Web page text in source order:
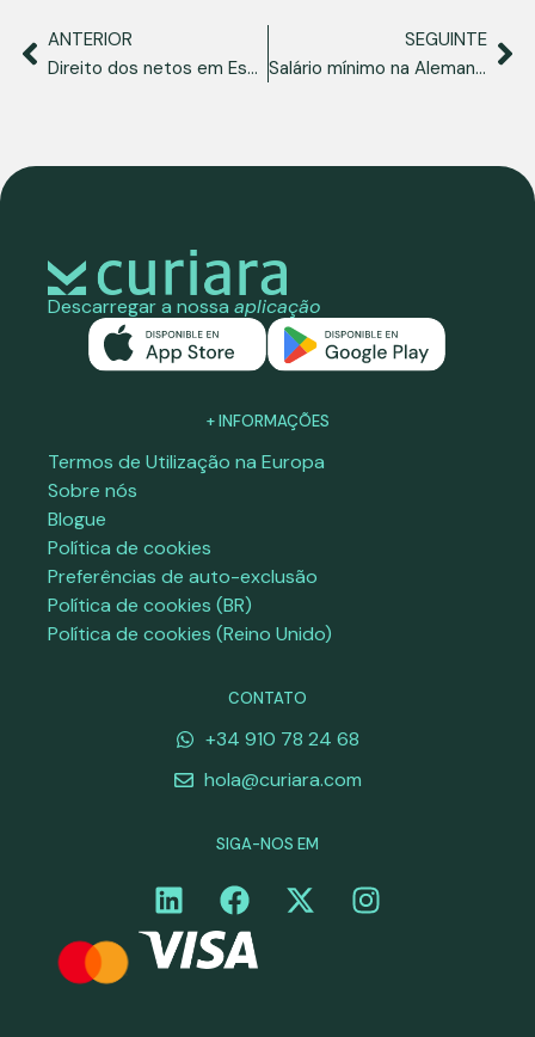
ANTERIOR
Direito dos netos em Espanha: um guia atualizado para a obtenção da nacionalidade
SEGUINTE
Salário mínimo na Alemanha: números actualizados e o que é preciso saber
Descarregar a nossa aplicação
+ INFORMAÇÕES
Termos de Utilização na Europa
Sobre nós
Blogue
Política de cookies
Preferências de auto-exclusão
Política de cookies (BR)
Política de cookies (Reino Unido)
CONTATO
+34 910 78 24 68
hola@curiara.com
SIGA-NOS EM